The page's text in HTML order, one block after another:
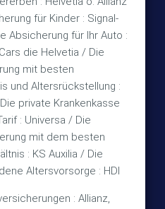
für Kinder : Signal-
Absicherung für Ihr Auto :
die Helvetia / Die
mit besten
und Altersrückstellung :
private Krankenkasse
: Universa / Die
mit dem besten
: KS Auxilia / Die
Altersvorsorge : HDI
: Allianz,